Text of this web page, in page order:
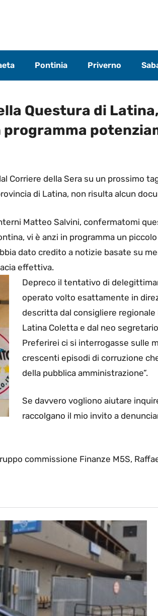
Pontinia Priverno
Questura di
programma
Corriere della Sera su un prossimo
di Latina, non risulta alcun
Matteo Salvini, confermatomi
vi è anzi in programma un
dato credito a notizie basate su
effettiva.
Depreco il tentativo di
operato volto esattamente in
descritta dal consigliere regionale
Latina Coletta e dal neo
Preferirei ci si interrogasse sulle
crescenti episodi di corruzione
della pubblica amministrazione”.
Se davvero vogliono aiutare
raccolgano il mio invito a
commissione Finanze M5S,